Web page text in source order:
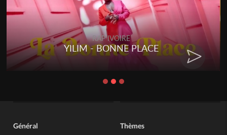
RAP IVOIRE
YILIM - BONNE PLACE
Général Thèmes